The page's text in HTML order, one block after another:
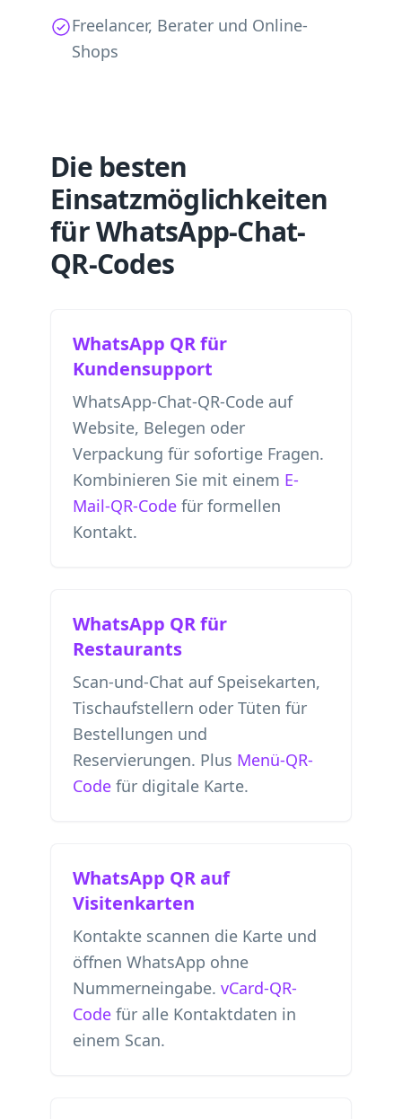
Freelancer, Berater und Online-
Shops
Die besten
Einsatzmöglichkeiten
für WhatsApp-Chat-
QR-Codes
WhatsApp QR für
Kundensupport
WhatsApp-Chat-QR-Code auf
Website, Belegen oder
Verpackung für sofortige Fragen.
Kombinieren Sie mit einem E-
Mail-QR-Code für formellen
Kontakt.
WhatsApp QR für
Restaurants
Scan-und-Chat auf Speisekarten,
Tischaufstellern oder Tüten für
Bestellungen und
Reservierungen. Plus Menü-QR-
Code für digitale Karte.
WhatsApp QR auf
Visitenkarten
Kontakte scannen die Karte und
öffnen WhatsApp ohne
Nummerneingabe. vCard-QR-
Code für alle Kontaktdaten in
einem Scan.